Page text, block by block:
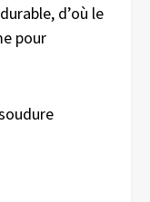
d’où le
pour